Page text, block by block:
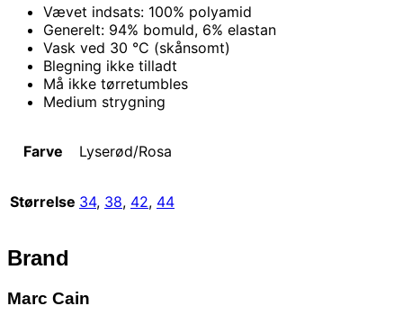
Vævet indsats: 100% polyamid
Generelt: 94% bomuld, 6% elastan
Vask ved 30 °C (skånsomt)
Blegning ikke tilladt
Må ikke tørretumbles
Medium strygning
Farve Lyserød/Rosa
Størrelse 34, 38, 42, 44
Brand
Marc Cain